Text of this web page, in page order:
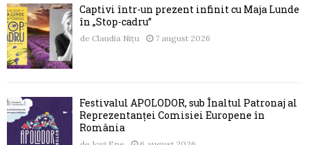
Captivi într-un prezent infinit cu Maja Lunde
în „Stop-cadru”
de Claudia Nițu 7 august 2026
Festivalul APOLODOR, sub Înaltul Patronaj al
Reprezentanței Comisiei Europene în
România